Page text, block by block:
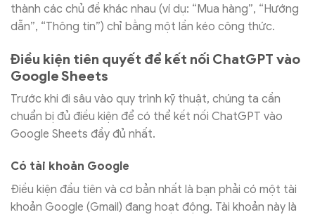
thành các chủ đề khác nhau (ví dụ: “Mua hàng”, “Hướng
dẫn”, “Thông tin”) chỉ bằng một lần kéo công thức.
Điều kiện tiên quyết để kết nối ChatGPT vào
Google Sheets
Trước khi đi sâu vào quy trình kỹ thuật, chúng ta cần
chuẩn bị đủ điều kiện để có thể kết nối ChatGPT vào
Google Sheets đầy đủ nhất.
Có tài khoản Google
Điều kiện đầu tiên và cơ bản nhất là bạn phải có một tài
khoản Google (Gmail) đang hoạt động. Tài khoản này là